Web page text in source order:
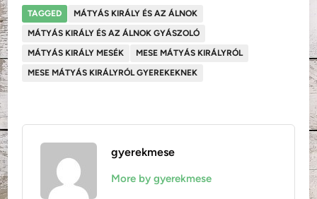
TAGGED
MÁTYÁS KIRÁLY ÉS AZ ÁLNOK
MÁTYÁS KIRÁLY ÉS AZ ÁLNOK GYÁSZOLÓ
MÁTYÁS KIRÁLY MESÉK
MESE MÁTYÁS KIRÁLYRÓL
MESE MÁTYÁS KIRÁLYRÓL GYEREKEKNEK
gyerekmese
More by gyerekmese